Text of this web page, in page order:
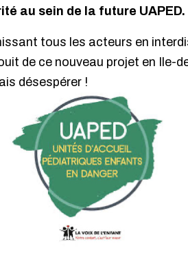
au sein de la future UAPED.
tous les acteurs en
de ce nouveau projet en Ile-
désespérer !